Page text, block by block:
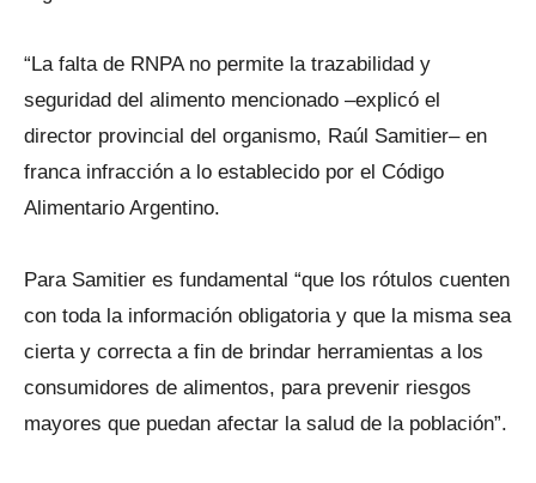
“La falta de RNPA no permite la trazabilidad y
seguridad del alimento mencionado –explicó el
director provincial del organismo, Raúl Samitier– en
franca infracción a lo establecido por el Código
Alimentario Argentino.
Para Samitier es fundamental “que los rótulos cuenten
con toda la información obligatoria y que la misma sea
cierta y correcta a fin de brindar herramientas a los
consumidores de alimentos, para prevenir riesgos
mayores que puedan afectar la salud de la población”.